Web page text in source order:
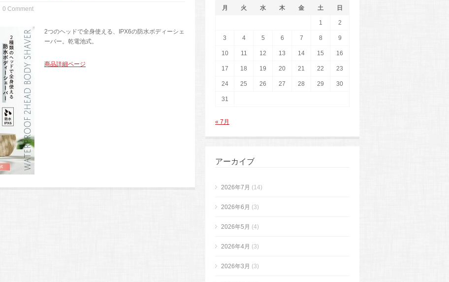
0 Comment
2つのヘッドで全身使える、IPX6の防水ボディーシェ
ーバー。乾電池式。
商品詳細ページ
月 火 水 木 金 土 日
1 2
3 4 5 6 7 8 9
10 11 12 13 14 15 16
17 18 19 20 21 22 23
24 25 26 27 28 29 30
31
« 7月
アーカイブ
2026年7月 (14)
2026年6月 (3)
2026年5月 (4)
2026年4月 (3)
2026年3月 (3)